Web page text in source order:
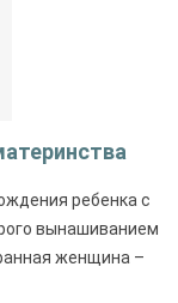
ребенка с
вынашиванием
женщина –